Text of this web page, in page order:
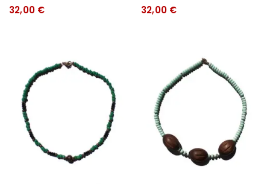
32,00 € 32,00 €